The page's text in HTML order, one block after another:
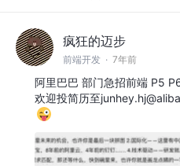
疯狂的迈步
前端开发 · 7年前
阿里巴巴 部门急招前端 P5
欢迎投简历至